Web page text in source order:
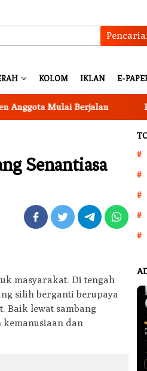
KOLOM IKLAN E-
Mulai Berjalan
Senantiasa
masyarakat. Di tengah
silih berganti berupaya
Baik lewat sambang
dan